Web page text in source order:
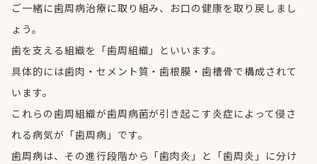
ご一緒に歯周病治療に取り組み、お口の健康を取り戻しまし
ょう。
歯を支える組織を「歯周組織」といいます。
具体的には歯肉・セメント質・歯根膜・歯槽骨で構成されて
います。
これらの歯周組織が歯周病菌が引き起こす炎症によって侵さ
れる病気が「歯周病」です。
歯周病は、その進行段階から「歯肉炎」と「歯周炎」に分け